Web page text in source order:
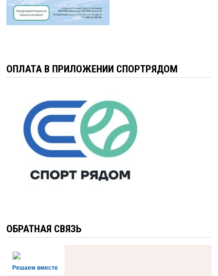
ОПЛАТА В ПРИЛОЖЕНИИ СПОРТРЯДОМ
ОБРАТНАЯ СВЯЗЬ
Решаем вместе